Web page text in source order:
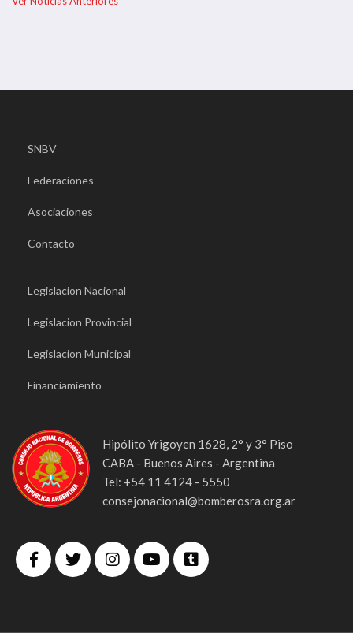
SNBV
Federaciones
Asociaciones
Contacto
Legislacion Nacional
Legislacion Provincial
Legislacion Municipal
Financiamiento
Hipólito Yrigoyen 1628, 2° y 3° Piso
CABA - Buenos Aires - Argentina
Tel: +54 11 4124 - 5550
consejonacional@bomberosra.org.ar